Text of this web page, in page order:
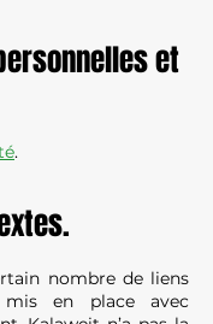
et
.
nombre de liens
mis en place avec